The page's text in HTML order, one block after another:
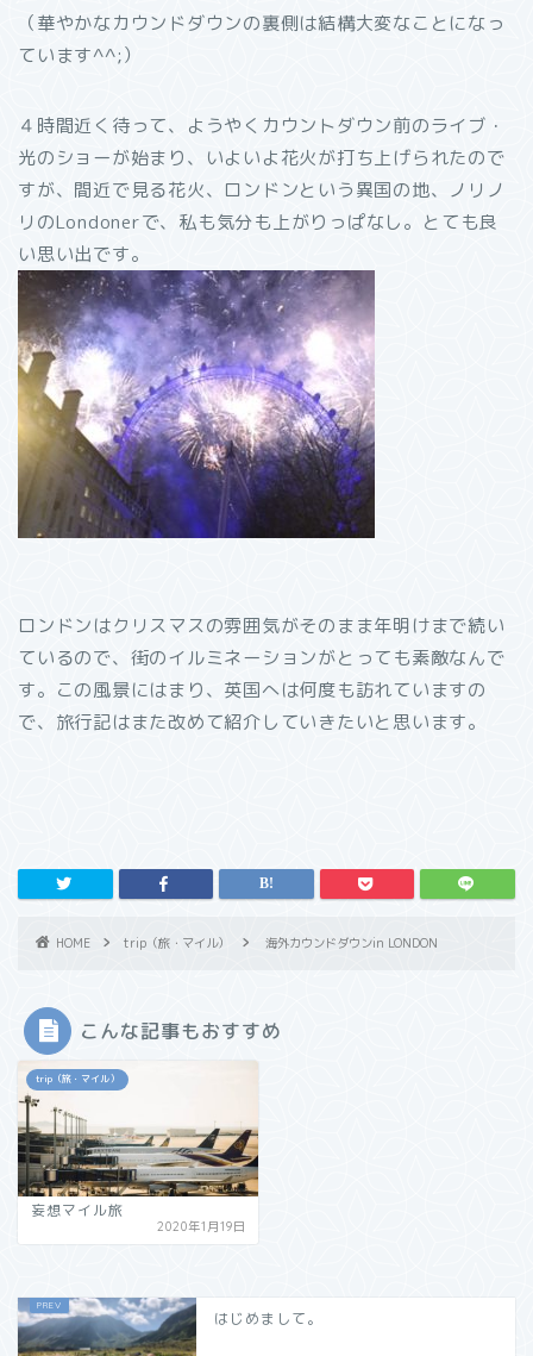
（華やかなカウンドダウンの裏側は結構大変なことになっ
ています^^;）
４時間近く待って、ようやくカウントダウン前のライブ・
光のショーが始まり、いよいよ花火が打ち上げられたので
すが、間近で見る花火、ロンドンという異国の地、ノリノ
リのLondonerで、私も気分も上がりっぱなし。とても良
い思い出です。
ロンドンはクリスマスの雰囲気がそのまま年明けまで続い
ているので、街のイルミネーションがとっても素敵なんで
す。この風景にはまり、英国へは何度も訪れていますの
で、旅行記はまた改めて紹介していきたいと思います。
HOME trip（旅・マイル） 海外カウンドダウンin LONDON
こんな記事もおすすめ
trip（旅・マイル）
妄想マイル旅
2020年1月19日
はじめまして。